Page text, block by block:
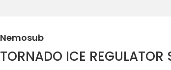
Nemosub
TORNADO ICE REGULATOR